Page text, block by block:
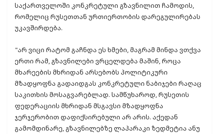
საქართველოში კონკრეტული გზავნილით ჩამოდის,
რომელიც რუსეთთან ურთიერთობის დარეგულირებას
უკავშირდება.
"არ ვიცი რატომ გაჩნდა ეს ხმები, მაგრამ მინდა ვთქვა
ერთი რამ, გზავნილები ვრცელდება მაშინ, როცა
მხარეების მხრიდან არსებობს პოლიტიკური
მზადყოფნა გადაიდგას კონკრეტული ნაბიჯები რაღაც
საკითხის მოსაგვარებლად. სამწუხაროდ, რუსეთის
ფედერაციის მხრიდან მსგავსი მზადყოფნა
ჯერჯერობით დაფიქსირებული არ არის. აქედან
გამომდინარე, გზავნილებზე ლაპარაკი ზედმეტია ანუ